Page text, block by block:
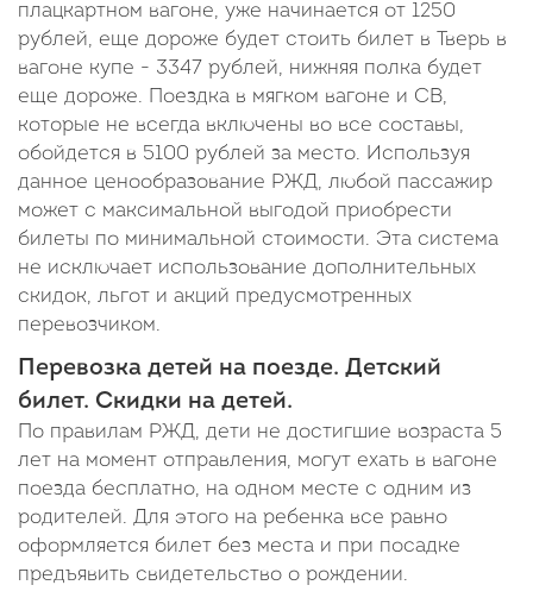
плацкартном вагоне, уже начинается от 1250
рублей, еще дороже будет стоить билет в Тверь в
вагоне купе - 3347 рублей, нижняя полка будет
еще дороже. Поездка в мягком вагоне и СВ,
которые не всегда включены во все составы,
обойдется в 5100 рублей за место. Используя
данное ценообразование РЖД, любой пассажир
может с максимальной выгодой приобрести
билеты по минимальной стоимости. Эта система
не исключает использование дополнительных
скидок, льгот и акций предусмотренных
перевозчиком.
Перевозка детей на поезде. Детский
билет. Скидки на детей.
По правилам РЖД, дети не достигшие возраста 5
лет на момент отправления, могут ехать в вагоне
поезда бесплатно, на одном месте с одним из
родителей. Для этого на ребенка все равно
оформляется билет без места и при посадке
предъявить свидетельство о рождении.